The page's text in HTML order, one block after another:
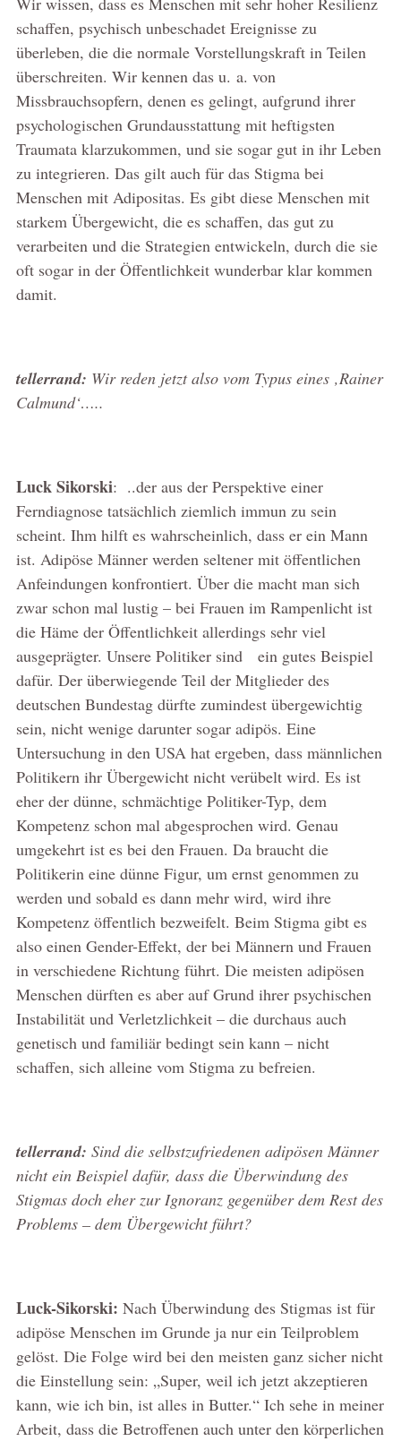
schaffen, psychisch unbeschadet Ereignisse zu
überleben, die die normale Vorstellungskraft in Teilen
überschreiten. Wir kennen das u. a. von
Missbrauchsopfern, denen es gelingt, aufgrund ihrer
psychologischen Grundausstattung mit heftigsten
Traumata klarzukommen, und sie sogar gut in ihr Leben
zu integrieren. Das gilt auch für das Stigma bei
Menschen mit Adipositas. Es gibt diese Menschen mit
starkem Übergewicht, die es schaffen, das gut zu
verarbeiten und die Strategien entwickeln, durch die sie
oft sogar in der Öffentlichkeit wunderbar klar kommen
damit.
tellerrand: Wir reden jetzt also vom Typus eines ‚Rainer
Calmund‘…..
Luck Sikorski: ..der aus der Perspektive einer
Ferndiagnose tatsächlich ziemlich immun zu sein
scheint. Ihm hilft es wahrscheinlich, dass er ein Mann
ist. Adipöse Männer werden seltener mit öffentlichen
Anfeindungen konfrontiert. Über die macht man sich
zwar schon mal lustig – bei Frauen im Rampenlicht ist
die Häme der Öffentlichkeit allerdings sehr viel
ausgeprägter. Unsere Politiker sind ein gutes Beispiel
dafür. Der überwiegende Teil der Mitglieder des
deutschen Bundestag dürfte zumindest übergewichtig
sein, nicht wenige darunter sogar adipös. Eine
Untersuchung in den USA hat ergeben, dass männlichen
Politikern ihr Übergewicht nicht verübelt wird. Es ist
eher der dünne, schmächtige Politiker-Typ, dem
Kompetenz schon mal abgesprochen wird. Genau
umgekehrt ist es bei den Frauen. Da braucht die
Politikerin eine dünne Figur, um ernst genommen zu
werden und sobald es dann mehr wird, wird ihre
Kompetenz öffentlich bezweifelt. Beim Stigma gibt es
also einen Gender-Effekt, der bei Männern und Frauen
in verschiedene Richtung führt. Die meisten adipösen
Menschen dürften es aber auf Grund ihrer psychischen
Instabilität und Verletzlichkeit – die durchaus auch
genetisch und familiär bedingt sein kann – nicht
schaffen, sich alleine vom Stigma zu befreien.
tellerrand: Sind die selbstzufriedenen adipösen Männer
nicht ein Beispiel dafür, dass die Überwindung des
Stigmas doch eher zur Ignoranz gegenüber dem Rest des
Problems – dem Übergewicht führt?
Luck-Sikorski: Nach Überwindung des Stigmas ist für
adipöse Menschen im Grunde ja nur ein Teilproblem
gelöst. Die Folge wird bei den meisten ganz sicher nicht
die Einstellung sein: „Super, weil ich jetzt akzeptieren
kann, wie ich bin, ist alles in Butter.“ Ich sehe in meiner
Arbeit, dass die Betroffenen auch unter den körperlichen